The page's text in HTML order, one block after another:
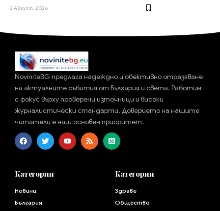
2 Август, 2026
NoviniteBG предлага надеждно и обективно отразяване
на актуалните събития от България и света. Работим
с фокус върху проверени източници и високи
журналистически стандарти. Доверието на нашите
читатели е наш основен приоритет.
Категории
Новини
България
Категории
Здраве
Общество